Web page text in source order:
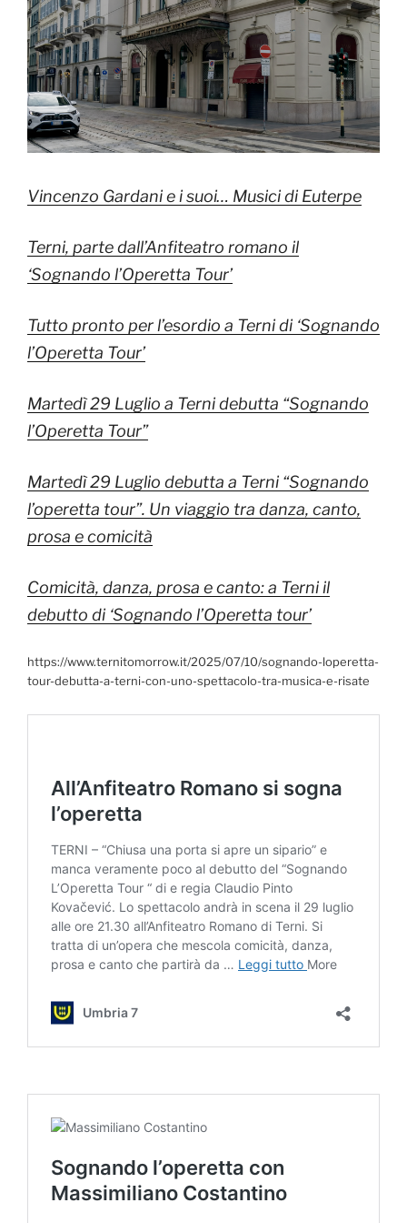
Vincenzo Gardani e i suoi… Musici di Euterpe
Terni, parte dall’Anfiteatro romano il
‘Sognando l’Operetta Tour’
Tutto pronto per l’esordio a Terni di ‘Sognando
l’Operetta Tour’
Martedì 29 Luglio a Terni debutta “Sognando
l’Operetta Tour”
Martedì 29 Luglio debutta a Terni “Sognando
l’operetta tour”. Un viaggio tra danza, canto,
prosa e comicità
Comicità, danza, prosa e canto: a Terni il
debutto di ‘Sognando l’Operetta tour’
https://www.ternitomorrow.it/2025/07/10/sognando-loperetta-
tour-debutta-a-terni-con-uno-spettacolo-tra-musica-e-risate